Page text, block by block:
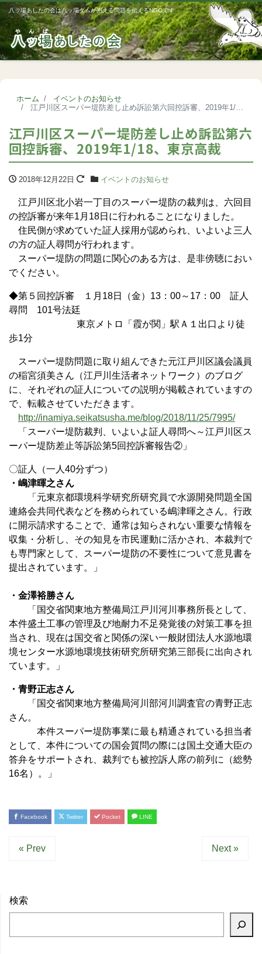
八ッ場あしたの会は八ッ場ダムが抱える問題を伝えるNGOです
ホーム
イベントのお知らせ
江戸川区スーパー堤防差し止め訴訟第六回控訴審、2019年1/18、東京高裁
江戸川区スーパー堤防差し止め訴訟第六
回控訴審、2019年1/18、東京高裁
2018年12月22日 イベントのお知らせ
江戸川区北小岩一丁目のスーパー堤防の裁判は、六回目
の控訴審が来年1月18日に行われることになりました。
住民側が求めていた証人採用が認められ、いよいよ三人
の方の証人尋問が行われます。
スーパー堤防の問題に関心のある方は、是非傍聴におい
でください。
◆第５回控訴審 １月18日（金）13：00～17：00 証人
尋問 101号法廷
東京メトロ「霞が関」駅Ａ１出口より徒
歩1分
スーパー堤防問題に取り組んできた元江戸川区議会議員
の稲宮須美さん（江戸川生活者ネットワーク）のブログ
に、それぞれの証人についての説明が掲載されていますの
で、転載させていただきます。
http://inamiya.seikatsusha.me/blog/2018/11/25/7995/
「スーパー堤防裁判、いよいよ証人尋問へ～江戸川区ス
ーパー堤防差止等訴訟第5回控訴審報告②」
〇証人（一人40分ずつ）
・嶋津暉之さん
「元東京都環境科学研究所研究員で水源開発問題全国
連絡会共同代表などを務められている嶋津暉之さん。行政
に開示請求することで、通常は知らされない重要な情報を
収集・分析し、その知見を市民運動に活かされ、本裁判で
も専門家として、スーパー堤防の不要性について意見書を
提出されています。」
・金澤裕勝さん
「国交省関東地方整備局江戸川河川事務所長として、
本件盛土工事の管理及び地耐力不足発覚後の対策工事を担
当され、現在は国交省と関係の深い一般財団法人水源地環
境センター水源地環境技術研究所研究第三部長に出向され
ています。」
・青野正志さん
「国交省関東地方整備局河川部河川調査官の青野正志
さん。
本件スーパー堤防事業に最も精通されている担当者
として、本件についての国会質問の際には国土交通大臣の
答弁をサポートされ、裁判でも被控訴人席の前列に（総勢
16名）。」
Facebook Twitter Pocket LINE
« Prev Next »
検索